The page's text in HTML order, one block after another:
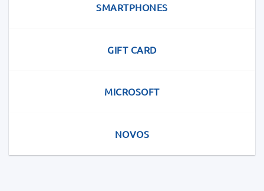
SMARTPHONES
GIFT CARD
MICROSOFT
NOVOS